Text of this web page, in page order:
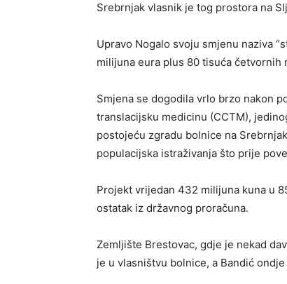
Srebrnjak vlasnik je tog prostora na
Upravo Nogalo svoju smjenu naziva
milijuna eura plus 80 tisuća četvornih
Smjena se dogodila vrlo brzo nakon
translacijsku medicinu (CCTM),
postojeću zgradu bolnice na
populacijska istraživanja što prije
Projekt vrijedan 432 milijuna kuna u
ostatak iz državnog proračuna.
Zemljište Brestovac, gdje je nekad
je u vlasništvu bolnice, a Bandić